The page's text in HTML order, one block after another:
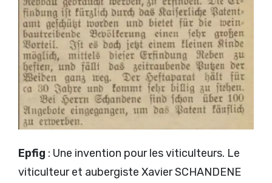
Epfig : Une invention pour les viticulteurs. Le
viticulteur et aubergiste Xavier SCHANDENE